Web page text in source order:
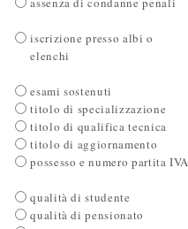
iscrizione presso albi o
elenchi
esami sostenuti
titolo di specializzazione
titolo di qualifica tecnica
titolo di aggiornamento
possesso e numero partita IVA
qualità di studente
qualità di pensionato